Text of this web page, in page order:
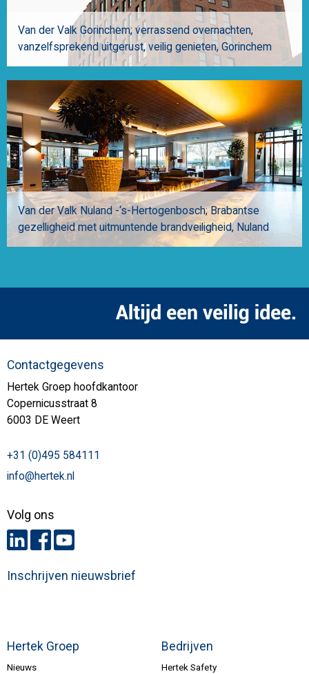
Van der Valk Gorinchem; verrassend overnachten,
vanzelfsprekend uitgerust, veilig genieten Gorinchem
Van der Valk Nuland -‘s-Hertogenbosch; Brabantse
gezelligheid met uitmuntende brandveiligheid Nuland
Hertek Groep
Nieuws
Bedrijven
Hertek Safety
Contactgegevens
Hertek Groep hoofdkantoor
Copernicusstraat 8
6003 DE Weert
+31 (0)495 584111
info@hertek.nl
Volg ons
Inschrijven nieuwsbrief